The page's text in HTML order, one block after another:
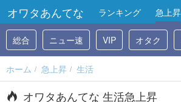
オワタあんてな ランキング 急上昇
総合 ニュー速 VIP オタク
ホーム 急上昇 生活
オワタあんてな 生活急上昇